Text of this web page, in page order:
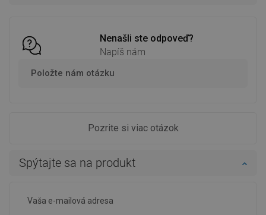
Nenašli ste odpoveď?
Napíš nám
Položte nám otázku
Pozrite si viac otázok
Spýtajte sa na produkt